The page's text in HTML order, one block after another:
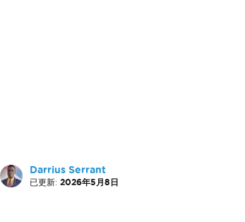
Darrius Serrant
已更新: 2026年5月8日